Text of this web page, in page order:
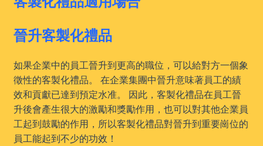
晉升客製化禮品
如果企業中的員工晉升到更高的職位，可以給對方一個象
徵性的客製化禮品。 在企業集團中晉升意味著員工的績
效和貢獻已達到預定水准。 因此，客製化禮品在員工晉
升後會產生很大的激勵和獎勵作用，也可以對其他企業員
工起到鼓勵的作用，所以客製化禮品對晉升到重要崗位的
員工能起到不少的功效！